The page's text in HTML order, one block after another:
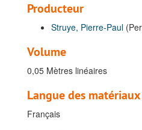
Producteur
Struye, Pierre-Paul
Volume
0,05 Mètres linéaires
Langue des matériaux
Français